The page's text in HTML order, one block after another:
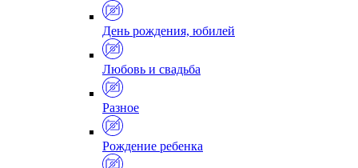
День рождения, юбилей
Любовь и свадьба
Разное
Рождение ребенка